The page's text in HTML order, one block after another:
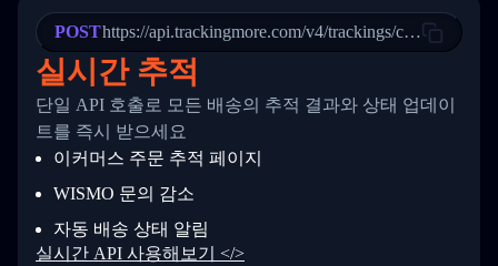
22
23
24
25
27
28
29
30
31
33
34
"StatusDescription": "Departed
"Details": "Departed Facility
          },
          {
            "Date": "2017-03-06 15:28:00",
"StatusDescription": "Shipment
"Details": "BEIJING-
          }
        ]
      }
  }
}
POSThttps://api.trackingmore.com/v4/trackings/create
실시간 추적
단일 API 호출로 모든 배송의 추적 결과와 상태 업데이
트를 즉시 받으세요
이커머스 주문 추적 페이지
WISMO 문의 감소
자동 배송 상태 알림
실시간 API 사용해보기 </>